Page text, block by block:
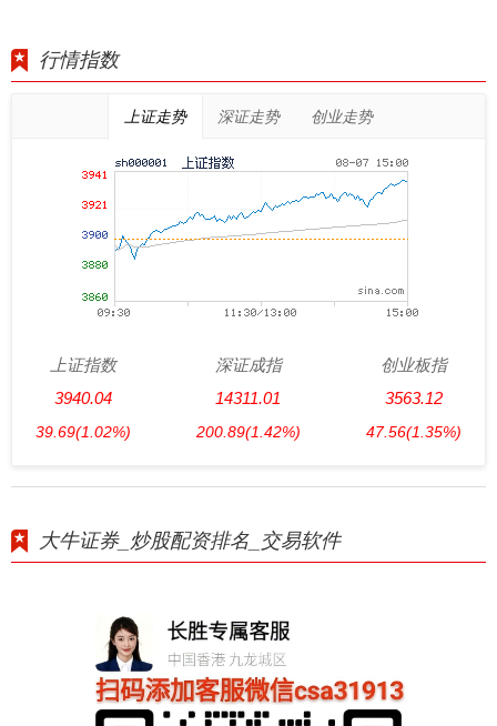
行情指数
上证走势 深证走势 创业走势
上证指数
3940.04
39.69(1.02%)
深证成指
14311.01
200.89(1.42%)
创业板指
3563.12
47.56(1.35%)
大牛证券_炒股配资排名_交易软件